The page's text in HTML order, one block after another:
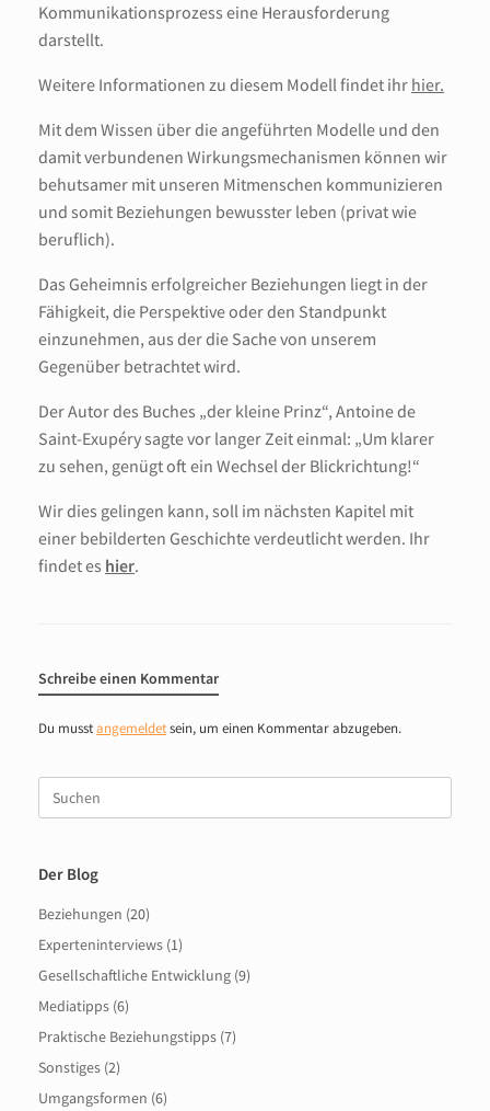
Kommunikationsprozess eine Herausforderung
darstellt.
Weitere Informationen zu diesem Modell findet ihr hier.
Mit dem Wissen über die angeführten Modelle und den
damit verbundenen Wirkungsmechanismen können wir
behutsamer mit unseren Mitmenschen kommunizieren
und somit Beziehungen bewusster leben (privat wie
beruflich).
Das Geheimnis erfolgreicher Beziehungen liegt in der
Fähigkeit, die Perspektive oder den Standpunkt
einzunehmen, aus der die Sache von unserem
Gegenüber betrachtet wird.
Der Autor des Buches „der kleine Prinz“, Antoine de
Saint-Exupéry sagte vor langer Zeit einmal: „Um klarer
zu sehen, genügt oft ein Wechsel der Blickrichtung!“
Wir dies gelingen kann, soll im nächsten Kapitel mit
einer bebilderten Geschichte verdeutlicht werden. Ihr
findet es hier.
Schreibe einen Kommentar
Du musstangemeldetsein, um einen Kommentar abzugeben.
Suche
Der Blog
Beziehungen (20)
Experteninterviews (1)
Gesellschaftliche Entwicklung (9)
Mediatipps (6)
Praktische Beziehungstipps (7)
Sonstiges (2)
Umgangsformen (6)